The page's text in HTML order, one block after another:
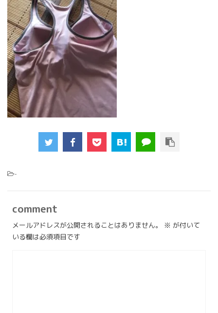
-
comment
メールアドレスが公開されることはありません。 ※ が付いて
いる欄は必須項目です